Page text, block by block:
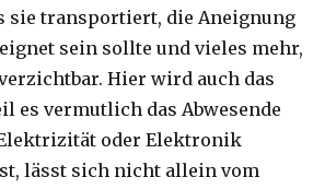
sie transportiert, die Aneignung
sein sollte und vieles mehr,
Hier wird auch das
es vermutlich das Abwesende
oder Elektronik
lässt sich nicht allein vom